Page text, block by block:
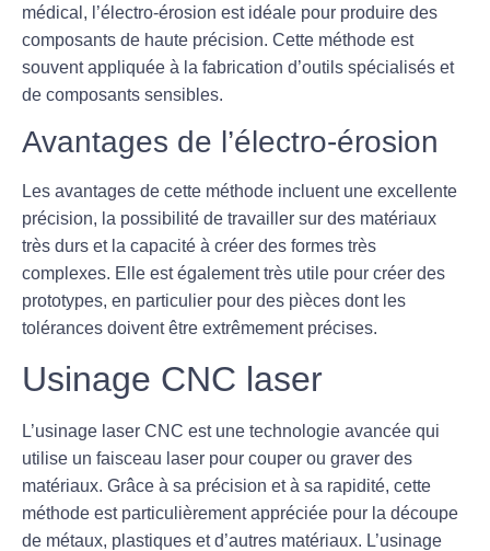
médical, l’électro-érosion est idéale pour produire des
composants de haute précision. Cette méthode est
souvent appliquée à la fabrication d’outils spécialisés et
de composants sensibles.
Avantages de l’électro-érosion
Les avantages de cette méthode incluent une excellente
précision, la possibilité de travailler sur des matériaux
très durs et la capacité à créer des formes très
complexes. Elle est également très utile pour créer des
prototypes, en particulier pour des pièces dont les
tolérances doivent être extrêmement précises.
Usinage CNC laser
L’usinage laser CNC est une technologie avancée qui
utilise un faisceau laser pour couper ou graver des
matériaux. Grâce à sa précision et à sa rapidité, cette
méthode est particulièrement appréciée pour la découpe
de métaux, plastiques et d’autres matériaux. L’usinage